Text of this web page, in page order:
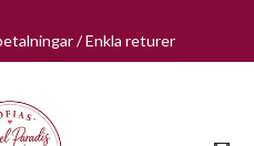
/ Enkla returer